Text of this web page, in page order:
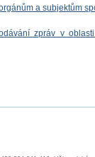
a subjektům
zpráv v